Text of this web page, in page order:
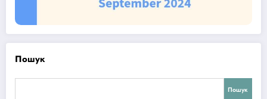
Пошук
Пошук